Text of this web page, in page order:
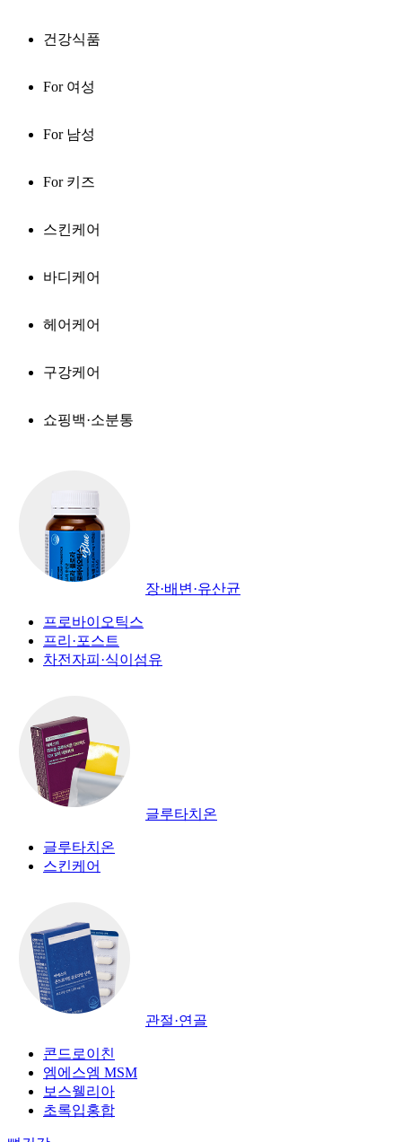
건강식품
For 여성
For 남성
For 키즈
스킨케어
바디케어
헤어케어
구강케어
쇼핑백·소분통
장·배변·유산균
프로바이오틱스
프리·포스트
차전자피·식이섬유
글루타치온
글루타치온
스킨케어
관절·연골
콘드로이친
엠에스엠 MSM
보스웰리아
초록입홍합